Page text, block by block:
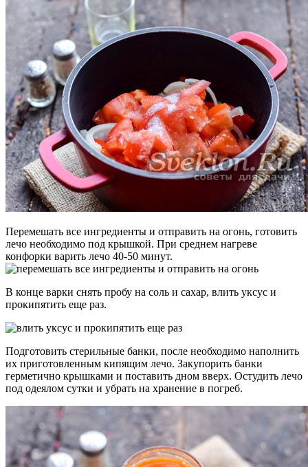
Перемешать все ингредиенты и отправить на огонь, готовить
лечо необходимо под крышкой. При среднем нагреве
конфорки варить лечо 40-50 минут.
В конце варки снять пробу на соль и сахар, влить уксус и
прокипятить еще раз.
Подготовить стерильные банки, после необходимо наполнить
их приготовленным кипящим лечо. Закупорить банки
герметично крышками и поставить дном вверх. Остудить лечо
под одеялом сутки и убрать на хранение в погреб.